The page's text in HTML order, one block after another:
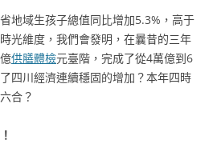
地域生孩子總值同比增加5.3%，高于
光維度，我們會發明，在曩昔的三年
供膳體檢元臺階，完成了從4萬億到6
四川經濟連續穩固的增加？本年四時
合？